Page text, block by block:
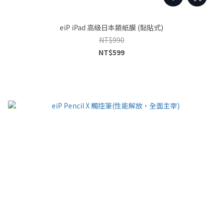
eiP iPad 高級日本類紙膜 (黏貼式)
NT$990
NT$599